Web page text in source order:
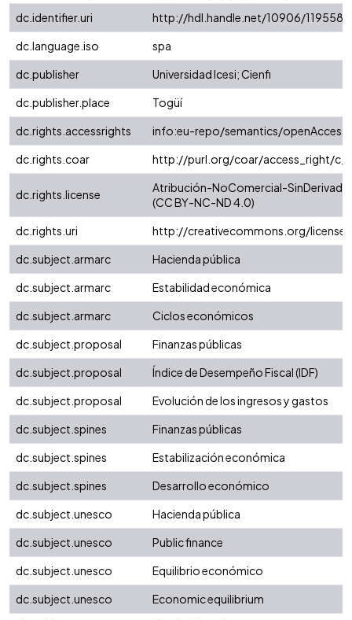
dc.identifier.uri
http://hdl.handle.net/10906/119558
dc.language.iso
spa
dc.publisher
Universidad Icesi; Cienfi
dc.publisher.place
Togüí
dc.rights.accessrights
info:eu-repo/semantics/openAccess
dc.rights.coar
http://purl.org/coar/access_right/
dc.rights.license
Atribución-NoComercial-
(CC BY-NC-ND 4.0)
dc.rights.uri
http://creativecommons.org/
dc.subject.armarc
Hacienda pública
dc.subject.armarc
Estabilidad económica
dc.subject.armarc
Ciclos económicos
dc.subject.proposal
Finanzas públicas
dc.subject.proposal
Índice de Desempeño Fiscal (IDF)
dc.subject.proposal
Evolución de los ingresos y gastos
dc.subject.spines
Finanzas públicas
dc.subject.spines
Estabilización económica
dc.subject.spines
Desarrollo económico
dc.subject.unesco
Hacienda pública
dc.subject.unesco
Public finance
dc.subject.unesco
Equilibrio económico
dc.subject.unesco
Economic equilibrium